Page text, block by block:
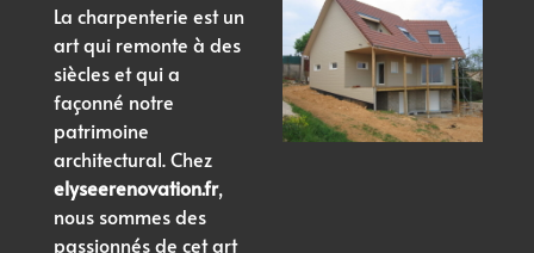
La charpenterie est un
art qui remonte à des
siècles et qui a
façonné notre
patrimoine
architectural. Chez
elyseerenovation.fr,
nous sommes des
passionnés de cet art